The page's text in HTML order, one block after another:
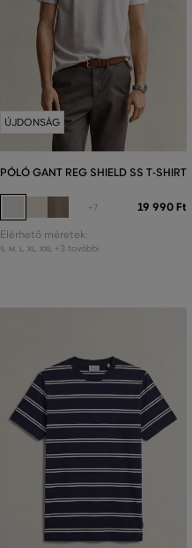
ÚJDONSÁG
PÓLÓ GANT REG SHIELD SS T-SHIRT
+7 19 990 Ft
Elérhető méretek:
S, M L XL XXL +3 további